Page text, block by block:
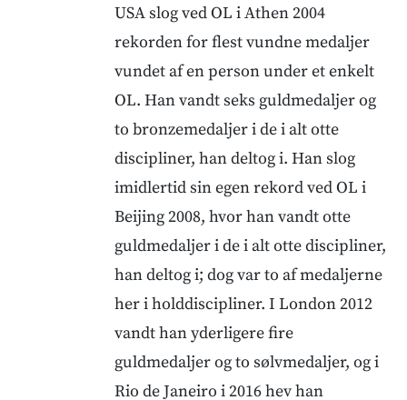
USA slog ved OL i Athen 2004
rekorden for flest vundne medaljer
vundet af en person under et enkelt
OL. Han vandt seks guldmedaljer og
to bronzemedaljer i de i alt otte
discipliner, han deltog i. Han slog
imidlertid sin egen rekord ved OL i
Beijing 2008, hvor han vandt otte
guldmedaljer i de i alt otte discipliner,
han deltog i; dog var to af medaljerne
her i holddiscipliner. I London 2012
vandt han yderligere fire
guldmedaljer og to sølvmedaljer, og i
Rio de Janeiro i 2016 hev han